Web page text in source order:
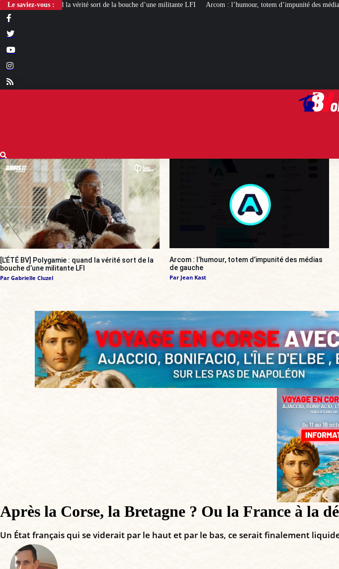
Le saviez-vous :
sort de la bouche d’une militante LFI Arcom : l’humour, totem d’impunité des médias de gauche [LIVRE]
[L’ÉTÉ BV] Polygamie : quand la vérité sort de la
bouche d’une militante LFI
Par Gabrielle Cluzel
Arcom : l’humour, totem d’impunité des médias
de gauche
Par Jean Kast
Après la Corse, la Bretagne ? Ou la France à la
Un État français qui se viderait par le haut et par le bas, ce serait finalement